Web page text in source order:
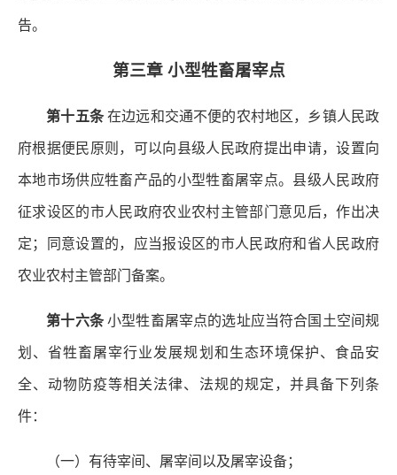
告。
第三章 小型牲畜屠宰点
第十五条在边远和交通不便的农村地区，乡镇人民政
府根据便民原则，可以向县级人民政府提出申请，设置向
本地市场供应牲畜产品的小型牲畜屠宰点。县级人民政府
征求设区的市人民政府农业农村主管部门意见后，作出决
定；同意设置的，应当报设区的市人民政府和省人民政府
农业农村主管部门备案。
第十六条小型牲畜屠宰点的选址应当符合国土空间规
划、省牲畜屠宰行业发展规划和生态环境保护、食品安
全、动物防疫等相关法律、法规的规定，并具备下列条
件：
（一）有待宰间、屠宰间以及屠宰设备；